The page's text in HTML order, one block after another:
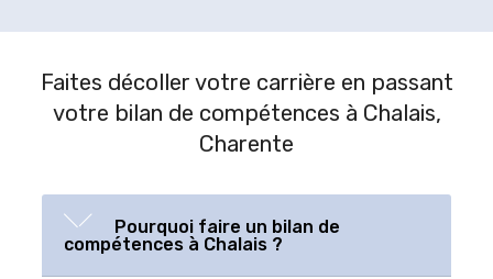
Faites décoller votre carrière en passant
votre bilan de compétences à Chalais,
Charente
Pourquoi faire un bilan de
compétences à Chalais ?